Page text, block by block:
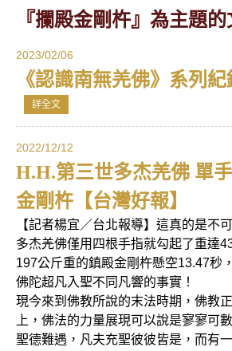
『攔殿金剛杵』為主題
2023/02/06
《認識南無羌佛》系列紀
詳全文
2022/12/12
H.H.第三世多杰羌佛 單
金剛杵【台灣好報】
【記者楊宜／台北報導】這真的是不
多杰羌佛僅用四根手指就勾起了重達
197公斤重的鎮殿金剛杵懸空13.47秒
佛陀超凡入聖不同凡響的事實！
現今來到佛教所說的末法時期，佛教
上，佛法的力量展現可以說是寥寥可
聖德難遇，凡夫充聖彼彼皆是，而有